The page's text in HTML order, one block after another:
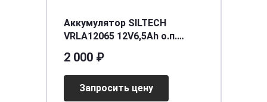
Аккумулятор SILTECH
VRLA12065 12V6,5Аh о.п.
[д138ш65в100/100]
2 000 ₽
Запросить цену